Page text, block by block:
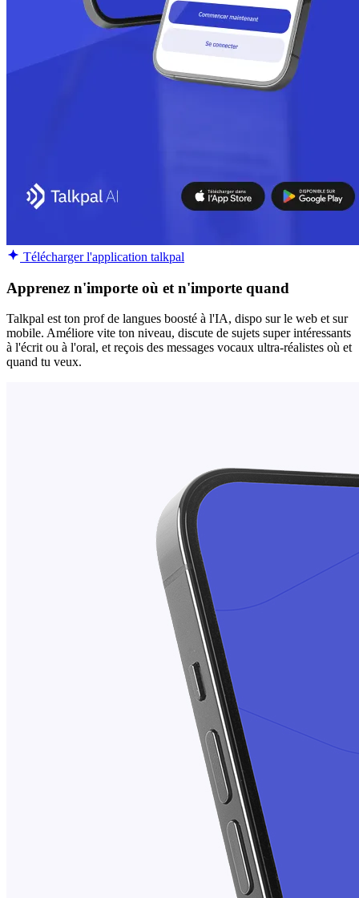
Télécharger l'application talkpal
Apprenez n'importe où et n'importe quand
Talkpal est ton prof de langues boosté à l'IA, dispo sur le web et sur
mobile. Améliore vite ton niveau, discute de sujets super intéressants
à l'écrit ou à l'oral, et reçois des messages vocaux ultra-réalistes où et
quand tu veux.